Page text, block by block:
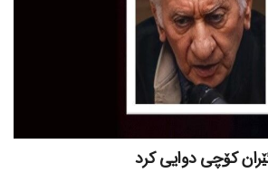
کۆچی دوایی کرد